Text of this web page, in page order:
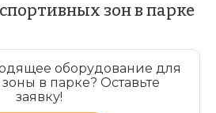
зон в парке
оборудование для
в парке? Оставьте
заявку!